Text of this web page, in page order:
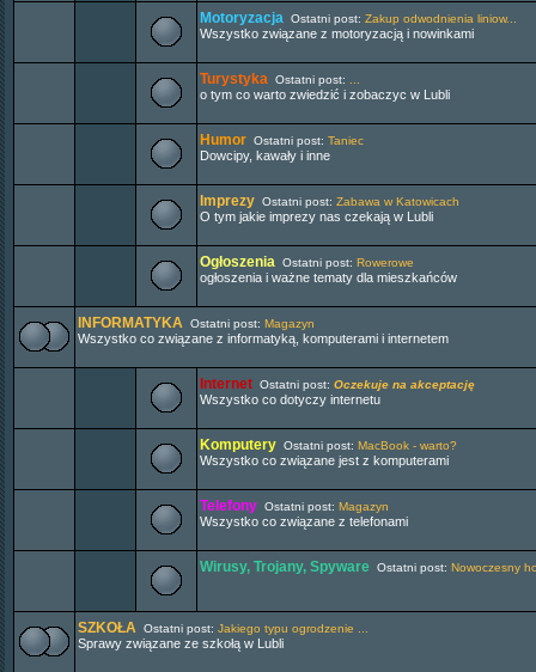
Motoryzacja Ostatni post: Zakup odwodnienia liniow...
Wszystko związane z motoryzacją i nowinkami
Turystyka Ostatni post:
o tym co warto zwiedzić i zobaczyc w Lubli
Humor Ostatni post: Taniec
Dowcipy, kawały i inne
Imprezy Ostatni post: Zabawa w Katowicach
O tym jakie imprezy nas czekają w Lubli
Ogłoszenia Ostatni post: Rowerowe
ogłoszenia i ważne tematy dla mieszkańców
INFORMATYKA Ostatni post: Magazyn
Wszystko co związane z informatyką, komputerami i internetem
Internet Ostatni post: Oczekuje na akceptację
Wszystko co dotyczy internetu
Komputery Ostatni post: MacBook - warto?
Wszystko co związane jest z komputerami
Telefony Ostatni post: Magazyn
Wszystko co związane z telefonami
Wirusy, Trojany, Spyware Ostatni post: Nowoczesny
SZKOŁA Ostatni post: Jakiego typu ogrodzenie ...
Sprawy związane ze szkołą w Lubli